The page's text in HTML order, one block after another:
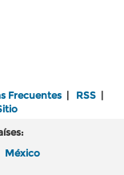
Frecuentes | RSS |
México